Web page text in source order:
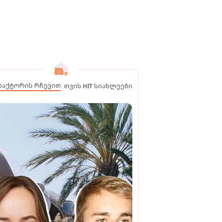
რჩევით თვის HIT სიახლეები